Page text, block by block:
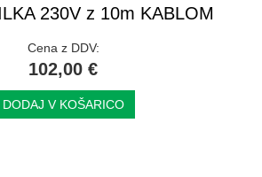
230V z 10m KABLOM
Cena z DDV:
102,00 €
DODAJ V KOŠARICO